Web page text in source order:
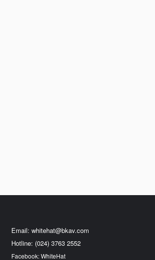
Email: whitehat@bkav.com
Hotline: (024) 3763 2552
Facebook: WhiteHat